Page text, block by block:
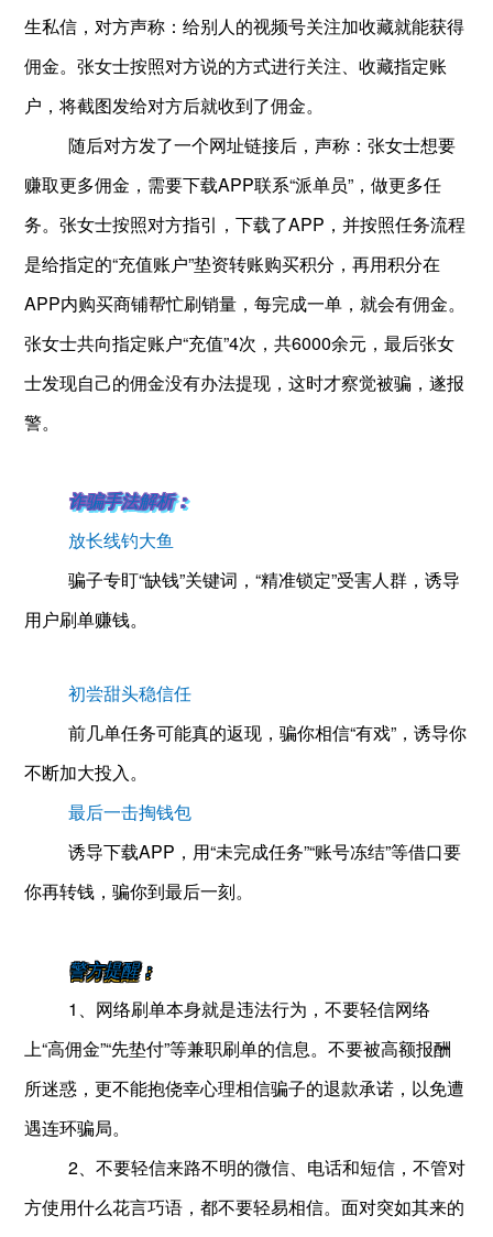
生私信，对方声称：给别人的视频号关注加收藏就能获得
佣金。张女士按照对方说的方式进行关注、收藏指定账
户，将截图发给对方后就收到了佣金。
随后对方发了一个网址链接后，声称：张女士想要
赚取更多佣金，需要下载APP联系“派单员”，做更多任
务。张女士按照对方指引，下载了APP，并按照任务流程
是给指定的“充值账户”垫资转账购买积分，再用积分在
APP内购买商铺帮忙刷销量，每完成一单，就会有佣金。
张女士共向指定账户“充值”4次，共6000余元，最后张女
士发现自己的佣金没有办法提现，这时才察觉被骗，遂报
警。
诈骗手法解析：
放长线钓大鱼
骗子专盯“缺钱”关键词，“精准锁定”受害人群，诱导
用户刷单赚钱。
初尝甜头稳信任
前几单任务可能真的返现，骗你相信“有戏”，诱导你
不断加大投入。
最后一击掏钱包
诱导下载APP，用“未完成任务”“账号冻结”等借口要
你再转钱，骗你到最后一刻。
警方提醒：
1、网络刷单本身就是违法行为，不要轻信网络
上“高佣金”“先垫付”等兼职刷单的信息。不要被高额报酬
所迷惑，更不能抱侥幸心理相信骗子的退款承诺，以免遭
遇连环骗局。
2、不要轻信来路不明的微信、电话和短信，不管对
方使用什么花言巧语，都不要轻易相信。面对突如其来的